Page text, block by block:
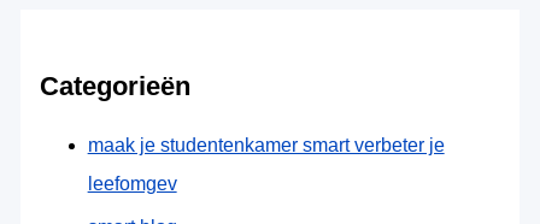
Categorieën
maak je studentenkamer smart verbeter je
leefomgev